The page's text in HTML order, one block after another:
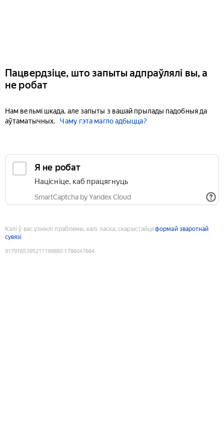
Пацвердзіце, што запыты адпраўлялі вы, а
не робат
Нам вельмі шкада, але запыты з вашай прылады падобныя да
аўтаматычных.
Чаму гэта магло адбыцца?
Я не робат
Націсніце, каб працягнуць
SmartCaptcha by Yandex Cloud
Калі ў вас узніклі праблемы, калі ласка, скарыстайцеформай зваротнай
сувязі
9179165395211199880:1786047664